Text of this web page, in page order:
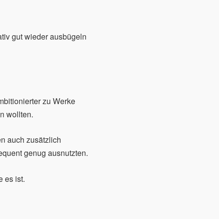
gut wieder ausbügeln
zu Werke
wollten.
auch zusätzlich
genug ausnutzten.
es ist.